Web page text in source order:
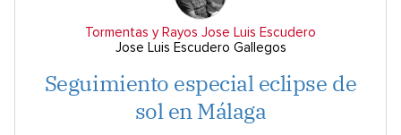
Tormentas y Rayos Jose Luis Escudero
Jose Luis Escudero Gallegos
Seguimiento especial eclipse de
sol en Málaga